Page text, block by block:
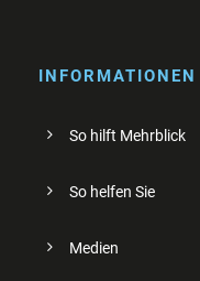
INFORMATIONEN
So hilft Mehrblick
So helfen Sie
Medien